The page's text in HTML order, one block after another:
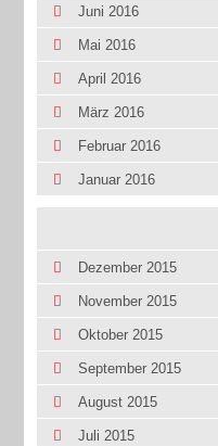
Juni 2016
Mai 2016
April 2016
März 2016
Februar 2016
Januar 2016
Dezember 2015
November 2015
Oktober 2015
September 2015
August 2015
Juli 2015